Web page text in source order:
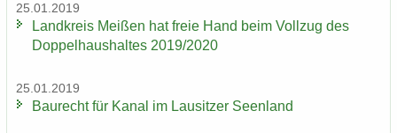
25.01.2019
Land­kreis Mei­ßen hat freie Hand beim Voll­zug des
Dop­pel­haus­hal­tes 2019/2020
25.01.2019
Bau­recht für Kanal im Lau­sit­zer Se­en­land